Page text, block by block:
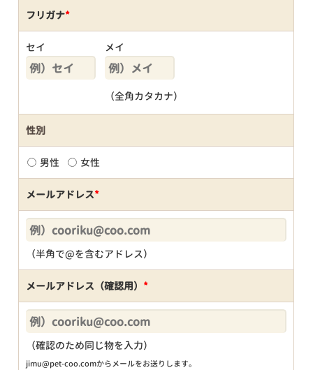
フリガナ*
セイ メイ
（全角カタカナ）
性別
男性 女性
メールアドレス*
（半角で@を含むアドレス）
メールアドレス（確認用） *
（確認のため同じ物を入力）
jimu@pet-coo.comからメールをお送りします。